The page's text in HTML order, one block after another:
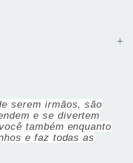
serem irmãos, são
e se divertem
também enquanto
e faz todas as